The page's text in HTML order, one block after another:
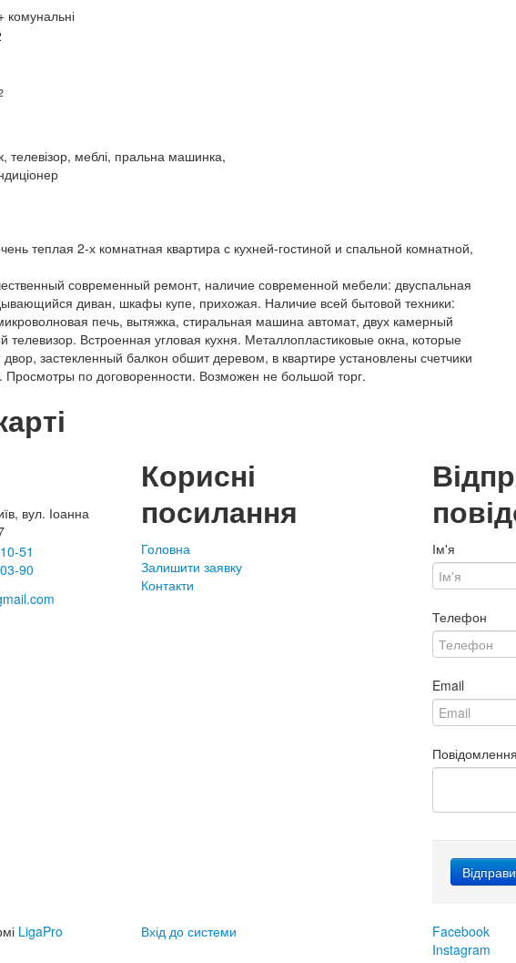
комунальні
телевізор, меблі, пральна машинка,
теплая 2-х комнатная квартира с кухней-гостиной и спальной комнатной,
современный ремонт, наличие современной мебели: двуспальная
диван, шкафы купе, прихожая. Наличие всей бытовой техники:
печь, вытяжка, стиральная машина автомат, двух камерный
телевизор. Встроенная угловая кухня. Металлопластиковые окна, которые
застекленный балкон обшит деревом, в квартире установлены счетчики
Просмотры по договоренности. Возможен не большой торг.
вул. Іоанна
51
90
Корисні
посилання
Головна
Залишити заявку
Контакти
Ім'я
Телефон
Email
Повідомлення
LigaPro Вхід до системи
Facebook
Instagram